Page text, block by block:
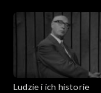
Ludzie i ich historie